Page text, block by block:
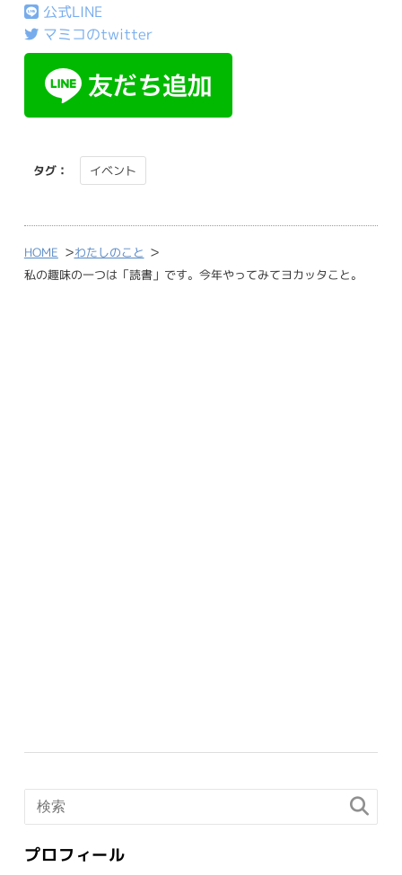
公式LINE
マミコのtwitter
タグ： イベント
HOME >わたしのこと >
私の趣味の一つは「読書」です。今年やってみてヨカッタこと。
プロフィール